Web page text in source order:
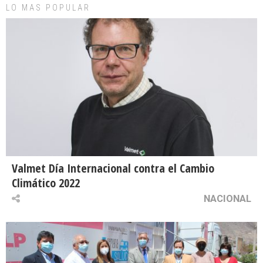
LO MAS POPULAR
Valmet Día Internacional contra el Cambio
Climático 2022
NACIONAL